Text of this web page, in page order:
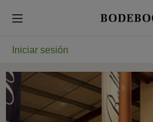
Iniciar sesión